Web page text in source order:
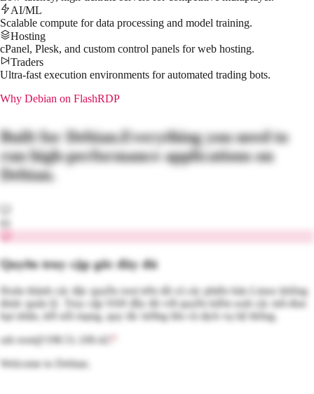
AI/ML
Scalable compute for data processing and model training.
Hosting
cPanel, Plesk, and custom control panels for web hosting.
Traders
Ultra-fast execution environments for automated trading bots.
Why Debian on FlashRDP
Built for Debian.Everything you need to
run high-performance applications on
Debian.
Quyền truy cập gốc đầy đủ
Hoàn thành các đặc quyền root trên tất cả các phiên bản Linux không
được quản lý. Truy cập SSH đầy đủ với quyền kiểm soát các mô-đun
hạt nhân, kết nối mạng, quy tắc tường lửa và dịch vụ hệ thống.
ssh root@198.51.100.42
Welcome to
Debian